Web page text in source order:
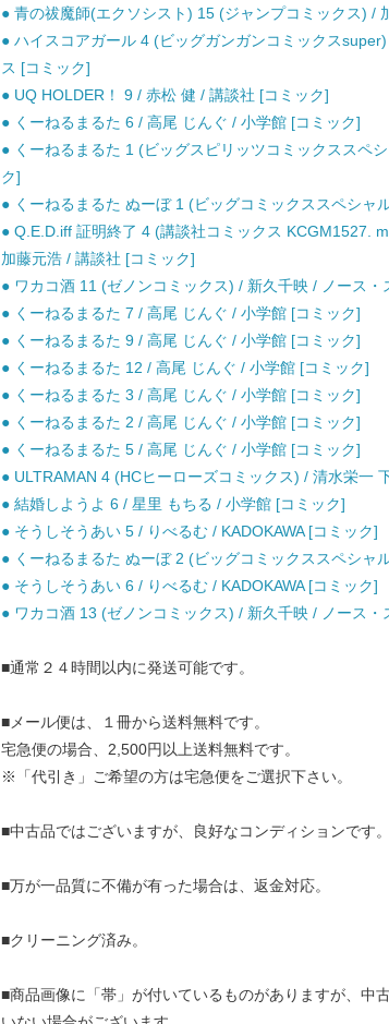
● 青の祓魔師(エクソシスト) 15 (ジャンプコミックス) /
● ハイスコアガール 4 (ビッグガンガンコミックス
ス [コミック]
● UQ HOLDER！ 9 / 赤松 健 / 講談社 [コミック]
● くーねるまるた 6 / 高尾 じんぐ / 小学館 [コミック]
● くーねるまるた 1 (ビッグスピリッツコミックススペ
ク]
● くーねるまるた ぬーぼ 1 (ビッグコミックススペシャ
● Q.E.D.iff 証明終了 4 (講談社コミックス KCGM1527.
加藤元浩 / 講談社 [コミック]
● ワカコ酒 11 (ゼノンコミックス) / 新久千映 / ノース
● くーねるまるた 7 / 高尾 じんぐ / 小学館 [コミック]
● くーねるまるた 9 / 高尾 じんぐ / 小学館 [コミック]
● くーねるまるた 12 / 高尾 じんぐ / 小学館 [コミック]
● くーねるまるた 3 / 高尾 じんぐ / 小学館 [コミック]
● くーねるまるた 2 / 高尾 じんぐ / 小学館 [コミック]
● くーねるまるた 5 / 高尾 じんぐ / 小学館 [コミック]
● ULTRAMAN 4 (HCヒーローズコミックス) / 清水栄一
● 結婚しようよ 6 / 星里 もちる / 小学館 [コミック]
● そうしそうあい 5 / りべるむ / KADOKAWA [コミック]
● くーねるまるた ぬーぼ 2 (ビッグコミックススペシャ
● そうしそうあい 6 / りべるむ / KADOKAWA [コミック]
● ワカコ酒 13 (ゼノンコミックス) / 新久千映 / ノース
■通常２４時間以内に発送可能です。
■メール便は、１冊から送料無料です。
宅急便の場合、2,500円以上送料無料です。
※「代引き」ご希望の方は宅急便をご選択下さい。
■中古品ではございますが、良好なコンディションです。
■万が一品質に不備が有った場合は、返金対応。
■クリーニング済み。
■商品画像に「帯」が付いているものがありますが、中